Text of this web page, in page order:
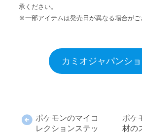
承ください。
※一部アイテムは発売日が異なる場合がご
カミオジャパンシ
ポケモンのマイコ
レクションステッ
ポケ
材の